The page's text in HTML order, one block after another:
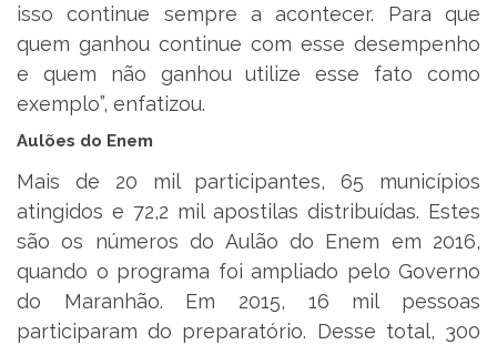
isso continue sempre a acontecer. Para que
quem ganhou continue com esse desempenho
e quem não ganhou utilize esse fato como
exemplo”, enfatizou.
Aulões do Enem
Mais de 20 mil participantes, 65 municípios
atingidos e 72,2 mil apostilas distribuídas. Estes
são os números do Aulão do Enem em 2016,
quando o programa foi ampliado pelo Governo
do Maranhão. Em 2015, 16 mil pessoas
participaram do preparatório. Desse total, 300